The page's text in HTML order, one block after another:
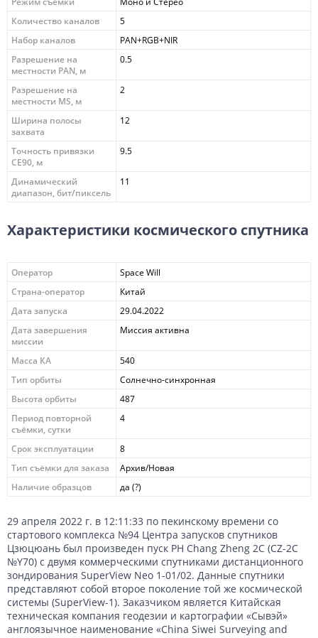
Количество каналов
5
Набор каналов
PAN+RGB+NIR
Разрешение на
местности PAN, м
0.5
Разрешение на
местности MS, м
2
Ширина полосы
захвата
12
Точность привязки
CE90, м
9.5
Динамический
диапазон, бит/пиксель
11
Характеристики космического спутника
Оператор
Space Will
Страна-оператор
Китай
Дата запуска
29.04.2022
Дата завершения
миссии
Миссия активна
Масса КА
540
Тип орбиты
Солнечно-синхронная
Высота орбиты
487
Период повторной
съёмки, сутки
4
Срок эксплуатации
8
Тип съёмки для заказа
Архив/Новая
Наличие образцов
да (?)
29 апреля 2022 г. в 12:11:33 по пекинскому времени со
стартового комплекса №94 Центра запусков спутников
Цзюцюань был произведен пуск РН Chang Zheng 2C (CZ-2C
№Y70) с двумя коммерческими спутниками дистанционного
зондирования SuperView Neo 1-01/02. Данные спутники
представляют собой второе поколение той же космической
системы (SuperView-1). Заказчиком является Китайская
техническая компания геодезии и картографии «Сывэй»
англоязычное наименование «China Siwei Surveying and